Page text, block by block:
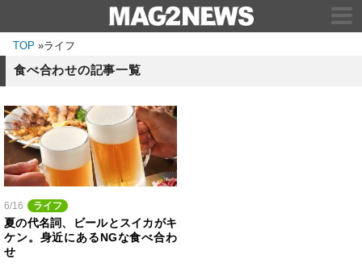
TOP »ライフ
食べ合わせの記事一覧
6/16 ライフ
夏の代名詞、ビールとスイカがキ
ケン。身近にあるNGな食べ合わ
せ